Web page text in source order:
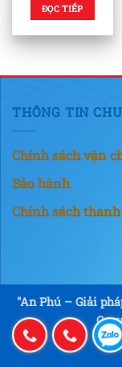
ĐỌC TIẾP
THÔNG TIN
Chính sách vận
Bảo hành
Chính sách
"An Phú – Giải